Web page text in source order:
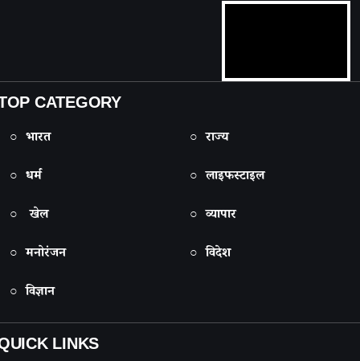
CATEGORY
○ भारत
○ राज्य
○ धर्म
○ लाइफस्टाइल
○ खेल
○ व्यापार
○ मनोरंजन
○ विदेश
○ विज्ञान
LINKS